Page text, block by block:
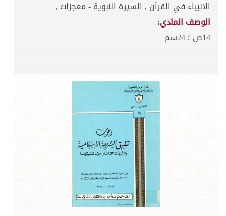
الانبياء في القرآن , السيرة النبوية - معجزات ,
الوصف المادي:
14ص ؛ 24سم